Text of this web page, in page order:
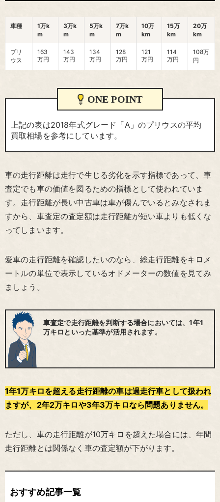
車種
1万k
m
3万k
m
5万k
m
7万k
m
10万
km
15万
km
20万
km
プリ
ウス
163
万円
143
万円
134
万円
128
万円
121
万円
114
万円
108万
円
ONE POINT
上記の表は2018年式グレード「A」のプリウスの平均
買取相場を参考にしています。
車の走行距離は走行で生じる劣化を示す指標であって、車
査定でも車の価値を図るための指標として使われていま
す。走行距離が長い中古車は車が傷んでいるとみなされま
すから、車査定の査定額は走行距離が短い車よりも低くな
ってしまいます。
愛車の走行距離を確認したいのなら、総走行距離をキロメ
ートルの単位で表示しているオドメーターの数値を見てみ
ましょう。
車査定で走行距離を判断する場合においては、1年1
万キロといった基準が活用されます。
1年1万キロを超える走行距離の車は過走行車として扱われ
ますが、2年2万キロや3年3万キロなら問題ありません。
ただし、車の走行距離が10万キロを超えた場合には、年間
走行距離とは関係なく車の査定額が下がります。
おすすめ記事一覧